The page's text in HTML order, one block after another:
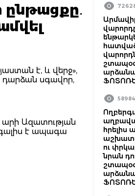
ընթացքը․
է, և վերջ»,
դարձան սգավոր,
արի Ազատության
է ապագա
հրելիս
ու
նրան